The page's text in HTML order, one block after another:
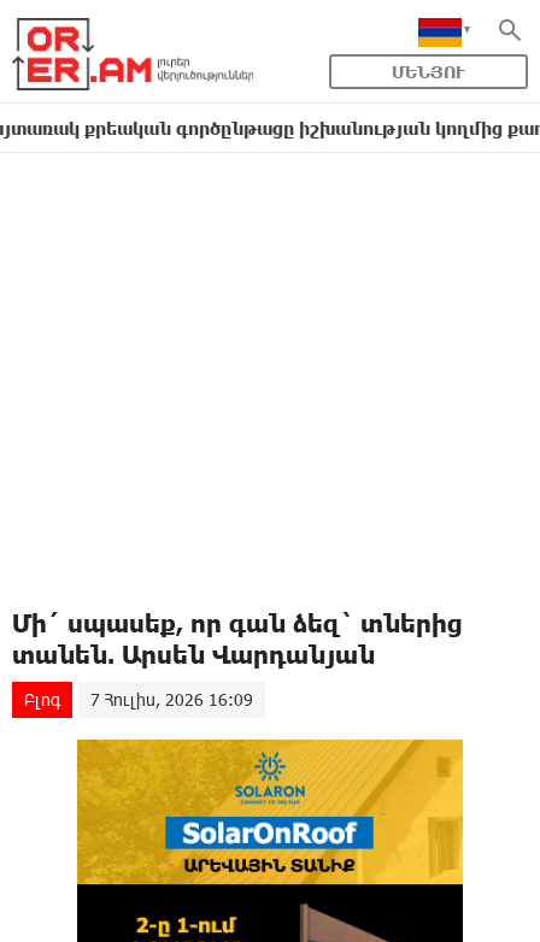
ՄԵՆՅՈՒ
գործընթացը իշխանության կողմից
Մի´ սպասեք, որ գան ձեզ` տներից
տանեն. Արսեն Վարդանյան
Բլոգ 7 Հուլիս, 2026 16:09